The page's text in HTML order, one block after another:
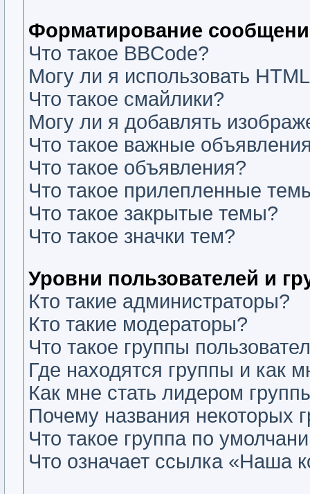
Форматирование
Что такое BBCode?
Могу ли я использовать
Что такое смайлики?
Могу ли я добавлять
Что такое важные
Что такое объявления?
Что такое прилепленные
Что такое закрытые темы?
Что такое значки тем?
Уровни пользователей и
Кто такие администраторы?
Кто такие модераторы?
Что такое группы
Где находятся группы и как
Как мне стать лидером
Почему названия некоторых
Что такое группа по
Что означает ссылка «Наша